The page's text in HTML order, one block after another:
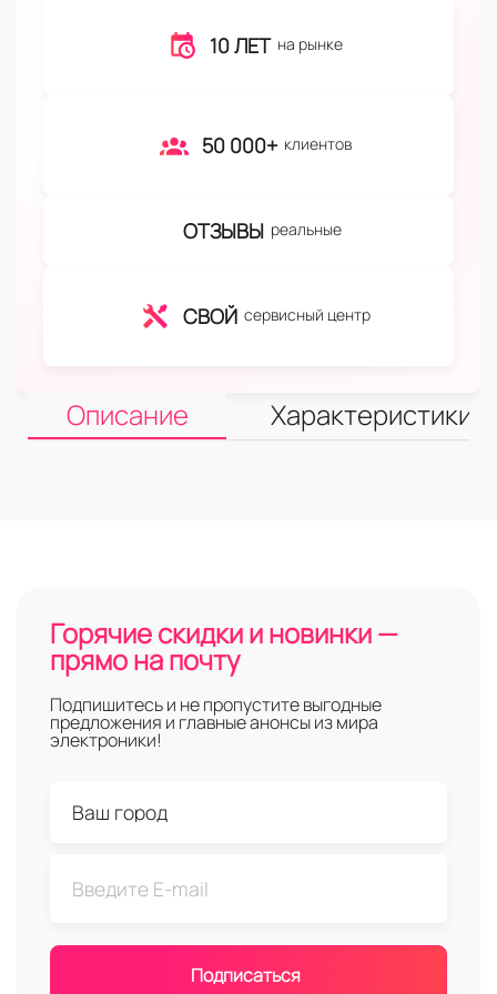
10 ЛЕТ на рынке
50 000+ клиентов
ОТЗЫВЫ реальные
СВОЙ сервисный центр
Описание Характеристики
Горячие скидки и новинки —
прямо на почту
Подпишитесь и не пропустите выгодные
предложения и главные анонсы из мира
электроники!
Подписаться